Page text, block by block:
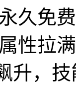
久免
性拉
升，